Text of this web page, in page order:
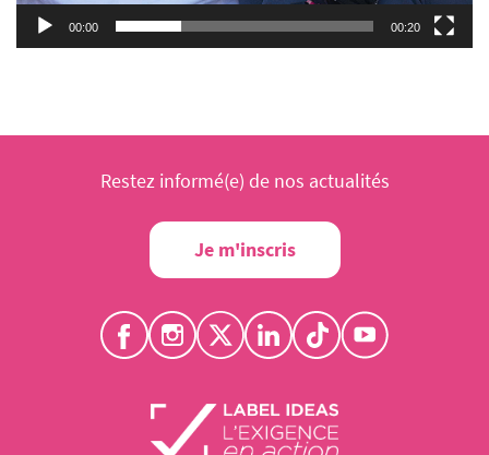
00:00 00:20
Restez informé(e) de nos actualités
Je m'inscris